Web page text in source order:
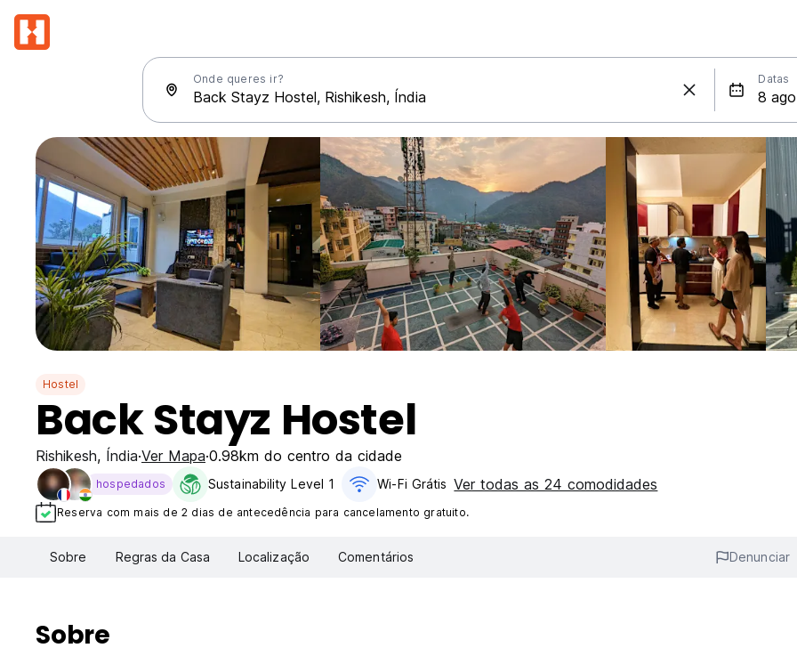
Onde queres ir? Datas
Hostel
Back Stayz Hostel
Rishikesh, Índia Ver Mapa 0.98km do centro da cidade
hospedados Sustainability Level 1 Wi-Fi Grátis Ver todas as 24 comodidades
Reserva com mais de 2 dias de antecedência para cancelamento gratuito.
Sobre Regras da Casa Localização Comentários Denunciar
Sobre